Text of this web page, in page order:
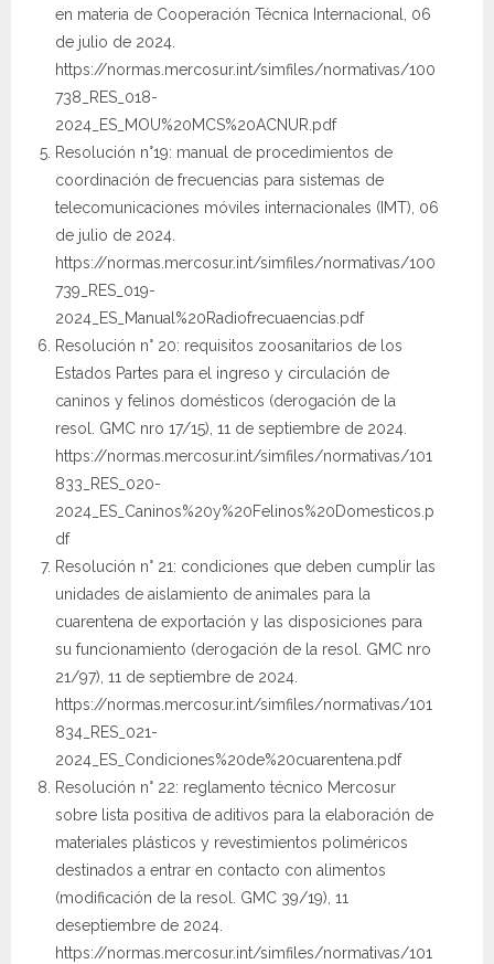
en materia de Cooperación Técnica Internacional, 06
de julio de 2024.
https://normas.mercosur.int/simfiles/normativas/100
738_RES_018-
2024_ES_MOU%20MCS%20ACNUR.pdf
Resolución n°19: manual de procedimientos de
coordinación de frecuencias para sistemas de
telecomunicaciones móviles internacionales (IMT), 06
de julio de 2024.
https://normas.mercosur.int/simfiles/normativas/100
739_RES_019-
2024_ES_Manual%20Radiofrecuaencias.pdf
Resolución n° 20: requisitos zoosanitarios de los
Estados Partes para el ingreso y circulación de
caninos y felinos domésticos (derogación de la
resol. GMC nro 17/15), 11 de septiembre de 2024.
https://normas.mercosur.int/simfiles/normativas/101
833_RES_020-
2024_ES_Caninos%20y%20Felinos%20Domesticos.p
df
Resolución n° 21: condiciones que deben cumplir las
unidades de aislamiento de animales para la
cuarentena de exportación y las disposiciones para
su funcionamiento (derogación de la resol. GMC nro
21/97), 11 de septiembre de 2024.
https://normas.mercosur.int/simfiles/normativas/101
834_RES_021-
2024_ES_Condiciones%20de%20cuarentena.pdf
Resolución n° 22: reglamento técnico Mercosur
sobre lista positiva de aditivos para la elaboración de
materiales plásticos y revestimientos poliméricos
destinados a entrar en contacto con alimentos
(modificación de la resol. GMC 39/19), 11
deseptiembre de 2024.
https://normas.mercosur.int/simfiles/normativas/101